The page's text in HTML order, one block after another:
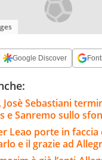
Google Discover
Josè Sebastiani
e Sanremo sullo
Leao porte in
e il grazie ad